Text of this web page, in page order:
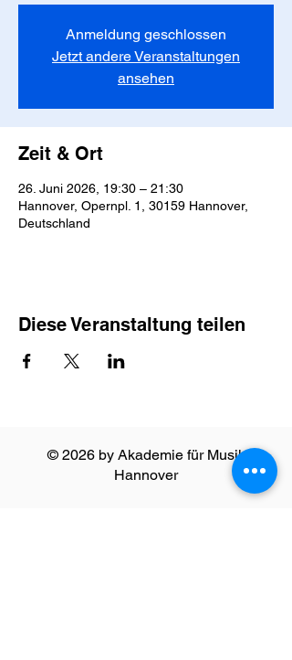
Anmeldung geschlossen
Jetzt andere Veranstaltungen
ansehen
Zeit & Ort
26. Juni 2026, 19:30 – 21:30
Hannover, Opernpl. 1, 30159 Hannover,
Deutschland
Diese Veranstaltung teilen
© 2026 by Akademie für Musik
Hannover